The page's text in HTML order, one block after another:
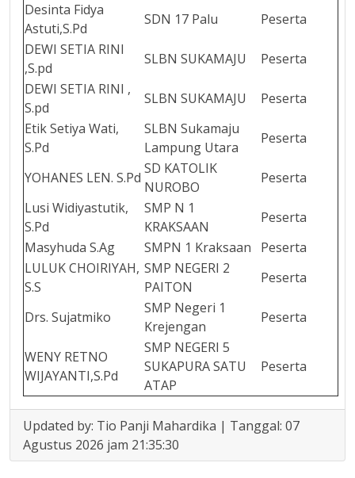
Desinta Fidya
Astuti,S.Pd
SDN 17 Palu
Peserta
DEWI SETIA RINI
,S.pd
SLBN SUKAMAJU
Peserta
DEWI SETIA RINI ,
S.pd
SLBN SUKAMAJU
Peserta
Etik Setiya Wati,
S.Pd
SLBN Sukamaju
Lampung Utara
Peserta
YOHANES LEN. S.Pd
SD KATOLIK
NUROBO
Peserta
Lusi Widiyastutik,
S.Pd
SMP N 1
KRAKSAAN
Peserta
Masyhuda S.Ag
SMPN 1 Kraksaan
Peserta
LULUK CHOIRIYAH,
S.S
SMP NEGERI 2
PAITON
Peserta
Drs. Sujatmiko
SMP Negeri 1
Krejengan
Peserta
WENY RETNO
WIJAYANTI,S.Pd
SMP NEGERI 5
SUKAPURA SATU
ATAP
Peserta
Updated by: Tio Panji Mahardika | Tanggal: 07
Agustus 2026 jam 21:35:30